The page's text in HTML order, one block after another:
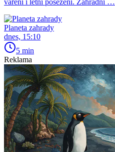
Planeta zahrady
dnes, 15:10
5 min
Reklama